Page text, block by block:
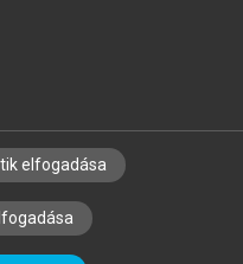
KÖNYVTÁROSOKNAK
ALAPELVEK
elfogadása